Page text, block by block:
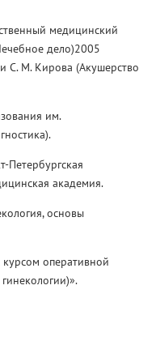
медицинский
дело)2005
С. М. Кирова (Акушерство
им.
Петербургская
академия.
основы
курсом оперативной